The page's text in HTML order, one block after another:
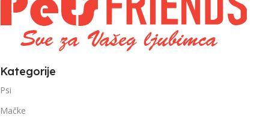
Kategorije
Psi
Mačke